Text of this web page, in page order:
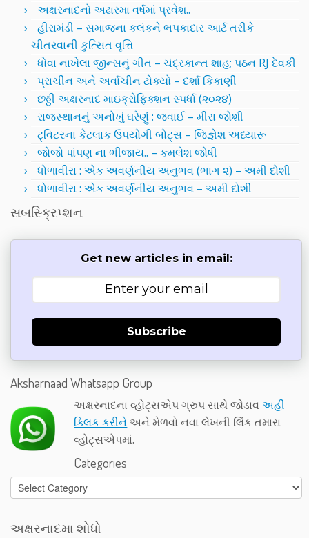
અક્ષરનાદનો અઢારમા વર્ષમાં પ્રવેશ..
હીરામંડી – સમાજના કલંકને ભપકાદાર આર્ટ તરીકે
ચીતરવાની કુત્સિત વૃત્તિ
ધોવા નાખેલા જીન્સનું ગીત – ચંદ્રકાન્ત શાહ; પઠન RJ દેવકી
પ્રાચીન અને અર્વાચીન ટોક્યો – દર્શા કિકાણી
છઠ્ઠી અક્ષરનાદ માઇક્રોફિક્શન સ્પર્ધા (૨૦૨૪)
રાજસ્થાનનું અનોખું ઘરેણું : જવાઈ – મીરા જોશી
ટ્વિટરના કેટલાક ઉપયોગી બોટ્સ – જિજ્ઞેશ અધ્યારૂ
જોજો પાંપણ ના ભીંજાય.. – કમલેશ જોષી
ધોળાવીરા : એક અવર્ણનીય અનુભવ (ભાગ ૨) – અમી દોશી
ધોળાવીરા : એક અવર્ણનીય અનુભવ – અમી દોશી
સબસ્ક્રિપ્શન
Get new articles in email:
Subscribe
Aksharnaad Whatsapp Group
અક્ષરનાદના વ્હોટ્સએપ ગ્રુપ સાથે જોડાવઅહીં
ક્લિક કરીને અને મેળવો નવા લેખની લિંક તમારા
વ્હોટ્સએપમાં.
Categories
Categories
અક્ષરનાદમા શોધો